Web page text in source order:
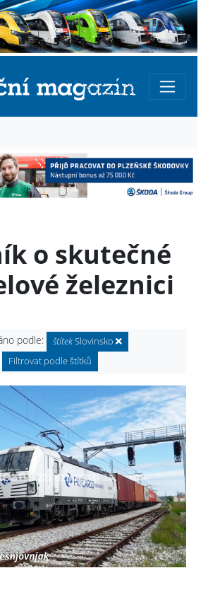
o skutečné
železnici
podle:
štítekSlovinsko
Filtrovat podle štítků